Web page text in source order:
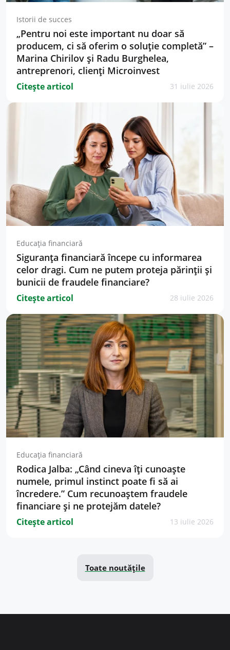
Istorii de succes
„Pentru noi este important nu doar să
producem, ci să oferim o soluție completă” –
Marina Chirilov și Radu Burghelea,
antreprenori, clienți Microinvest
Citește articol 31 iulie 2026
Educația financiară
Siguranța financiară începe cu informarea
celor dragi. Cum ne putem proteja părinții și
bunicii de fraudele financiare?
Citește articol 28 iulie 2026
Educația financiară
Rodica Jalba: „Când cineva îți cunoaște
numele, primul instinct poate fi să ai
încredere.” Cum recunoaștem fraudele
financiare și ne protejăm datele?
Citește articol 13 iulie 2026
Toate noutățile